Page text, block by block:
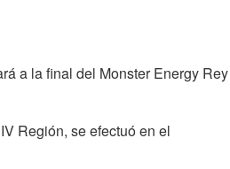
a la final del Monster Energy Rey
Región, se efectuó en el